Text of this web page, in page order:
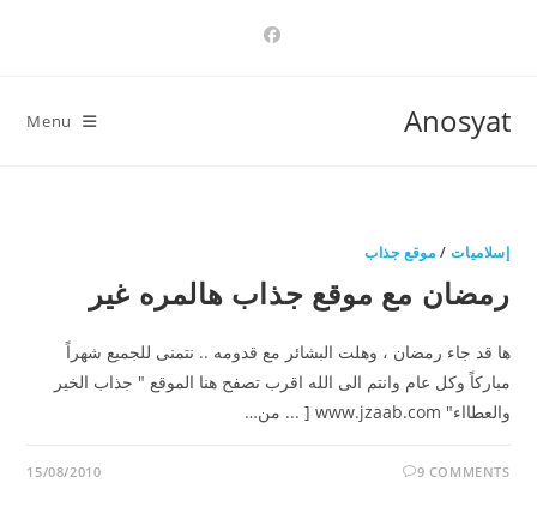
Anosyat
Menu
إسلاميات/ موقع جذاب
رمضان مع موقع جذاب هالمره غير
ها قد جاء رمضان ، وهلت البشائر مع قدومه .. نتمنى للجميع شهراً
مباركاً وكل عام وانتم الى الله اقرب تصفح هنا الموقع " جذاب الخير
والعطااء" www.jzaab.com [ ... من…
9 COMMENTS
15/08/2010